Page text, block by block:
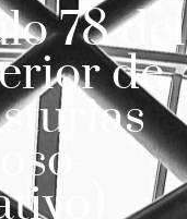
78 del
de